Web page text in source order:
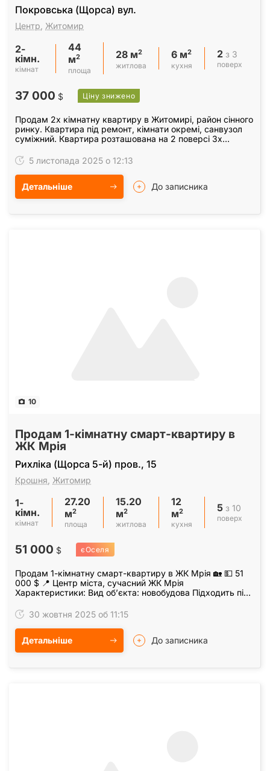
Покровська (Щорса) вул.
Центр Житомир
2-
кімн.
кімнат
44
м2
площа
28 м2
житлова
6 м2
кухня
2 з 3
поверх
37 000 $ Ціну знижено
Продам 2х кімнатну квартиру в Житомирі, район сінного
ринку. Квартира під ремонт, кімнати окремі, санвузол
суміжний. Квартира розташована на 2 поверсі 3х
5 листопада 2025 о 12:13
Детальніше До записника
10
Продам 1-кімнатну смарт-квартиру в
ЖК Мрія
Рихліка (Щорса 5-й) пров., 15
Крошня Житомир
1-
кімн.
кімнат
27.20
м2
площа
15.20
м2
житлова
12
м2
кухня
5 з 10
поверх
51 000 $ єОселя
Продам 1-кімнатну смарт-квартиру в ЖК Мрія 🏡 💵 51
000 $ 📍 Центр міста, сучасний ЖК Мрія
Характеристики: Вид об’єкта: новобудова Підходить під
р.…30 жовтня 2025 об 11:15
Детальніше До записника